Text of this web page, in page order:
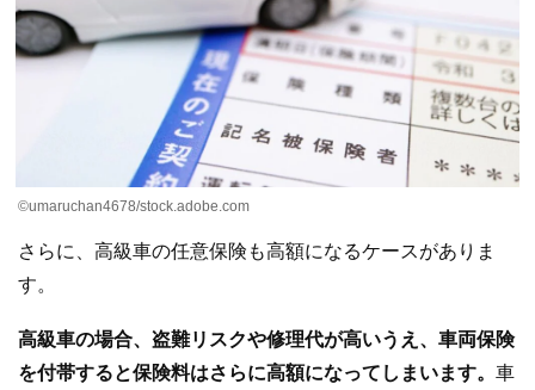
©umaruchan4678/stock.adobe.com
さらに、高級車の任意保険も高額になるケースがありま
す。
高級車の場合、盗難リスクや修理代が高いうえ、車両保険
を付帯すると保険料はさらに高額になってしまいます。 車